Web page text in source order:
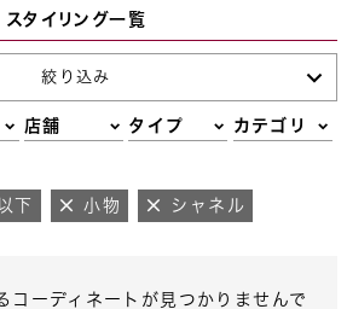
スタイリング一覧
絞り込み
店舗 タイプ カテゴリ
下 小物 シャネル
コーディネートが見つかりませんで